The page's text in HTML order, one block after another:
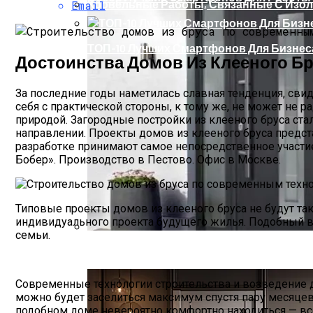
ТОП-10 Лучших Смартфонов Для
Кровельные Работы, Связанные С
Email
Достоинства Домов Из Клееного
За последние годы наметилась славная тенденция,
себя с практической стороны, к тому же, не может не
природой. Загородные постройки из клееного бруса
направлении. Проекты домов из клееного бруса
разработке принимают самое непосредственное
Бобер». Производство в Пестово. Офис в Москве.
Типовые проекты домов из клееного бруса не будут
индивидуального проекта будущего жилья. Подобный
семьи.
Современные технологии строительства и возведение
можно будет заселиться максимум спустя пару